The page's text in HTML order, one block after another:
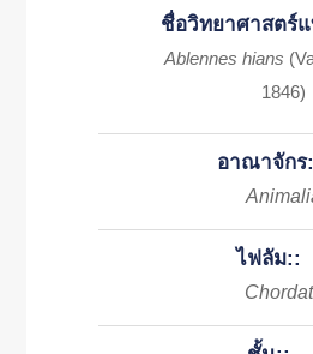
ชื่อวิทยาศาสตร์
Ablennes hians
1846)
อาณาจักร
ไฟลัม::